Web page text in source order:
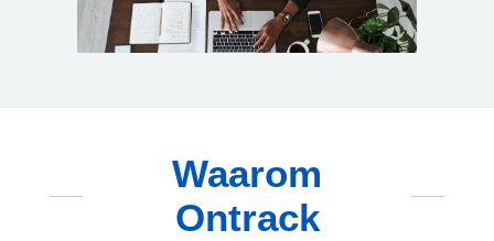
Waarom
Ontrack